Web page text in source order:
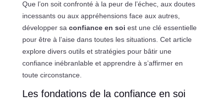
Que l’on soit confronté à la peur de l’échec, aux doutes
incessants ou aux appréhensions face aux autres,
développer sa confiance en soi est une clé essentielle
pour être à l’aise dans toutes les situations. Cet article
explore divers outils et stratégies pour bâtir une
confiance inébranlable et apprendre à s’affirmer en
toute circonstance.
Les fondations de la confiance en soi